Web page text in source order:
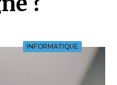
INFORMATIQUE